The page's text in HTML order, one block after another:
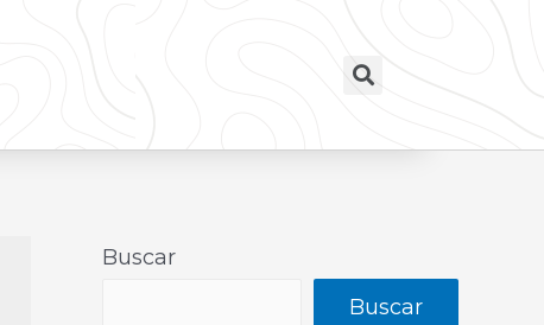
Buscar
Buscar